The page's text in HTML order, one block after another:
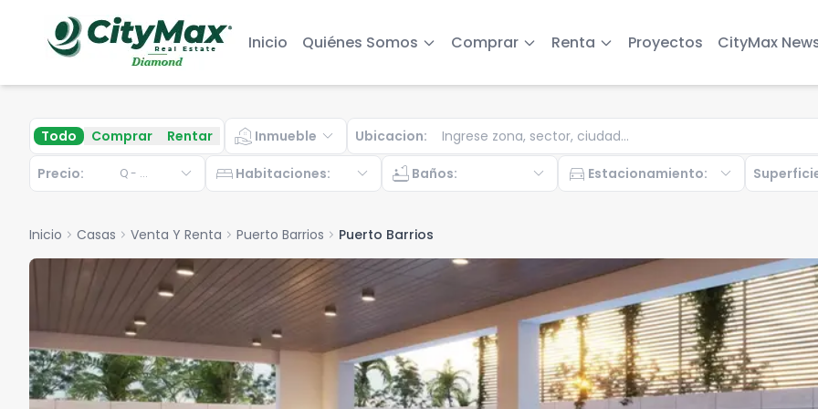
Inicio Quiénes Somos Comprar Renta Proyectos CityMax
Todo Comprar Rentar real_estate_agent Inmueble expand_more Ubicacion:
Precio: Q - ... expand_more bed Habitaciones: expand_more bathtub Baños: expand_more directions_car Estacionamiento: expand_more
Inicio chevron_right Casas chevron_right Venta Y Renta chevron_right Puerto Barrios chevron_right Puerto Barrios